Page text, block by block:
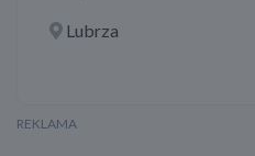
Lubrza